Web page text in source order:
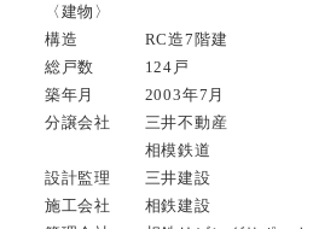
〈建物〉
構造 RC造7階建
総戸数 124戸
築年月 2003年7月
分譲会社 三井不動産
相模鉄道
設計監理 三井建設
施工会社 相鉄建設